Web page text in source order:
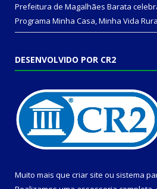
Prefeitura de Magalhães Barata
Programa Minha Casa, Minha Vida
DESENVOLVIDO POR CR2
Muito mais que criar site ou sistema